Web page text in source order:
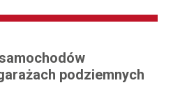
podziemnych